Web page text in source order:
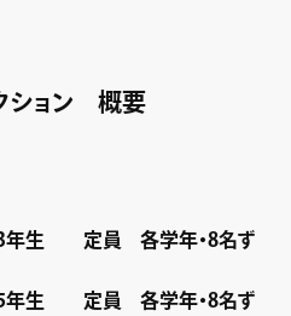
ション 概要
年生 定員 各学年・8名ず
年生 定員 各学年・8名ず